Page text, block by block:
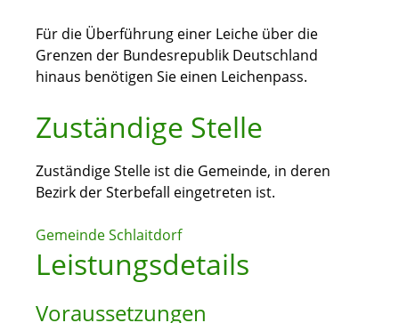
Für die Überführung einer Leiche über die
Grenzen der Bundesrepublik Deutschland
hinaus benötigen Sie einen Leichenpass.
Zuständige Stelle
Zuständige Stelle ist die Gemeinde, in deren
Bezirk der Sterbefall eingetreten ist.
Gemeinde Schlaitdorf
Leistungsdetails
Voraussetzungen